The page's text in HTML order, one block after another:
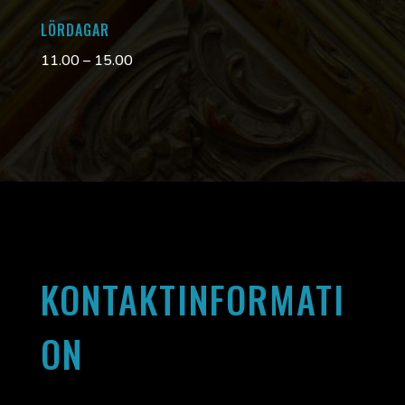
LÖRDAGAR
11.00 – 15.00
KONTAKTINFORMATI
ON